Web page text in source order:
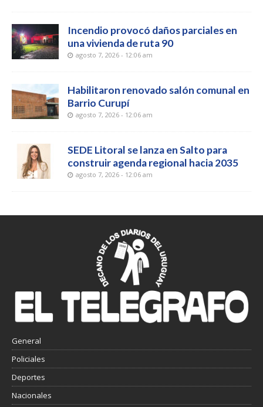
Incendio provocó daños parciales en
una vivienda de ruta 90
agosto 7, 2026 - 12:06 am
Habilitaron renovado salón comunal en
Barrio Curupí
agosto 7, 2026 - 12:06 am
SEDE Litoral se lanza en Salto para
construir agenda regional hacia 2035
agosto 7, 2026 - 12:06 am
General
Policiales
Deportes
Nacionales